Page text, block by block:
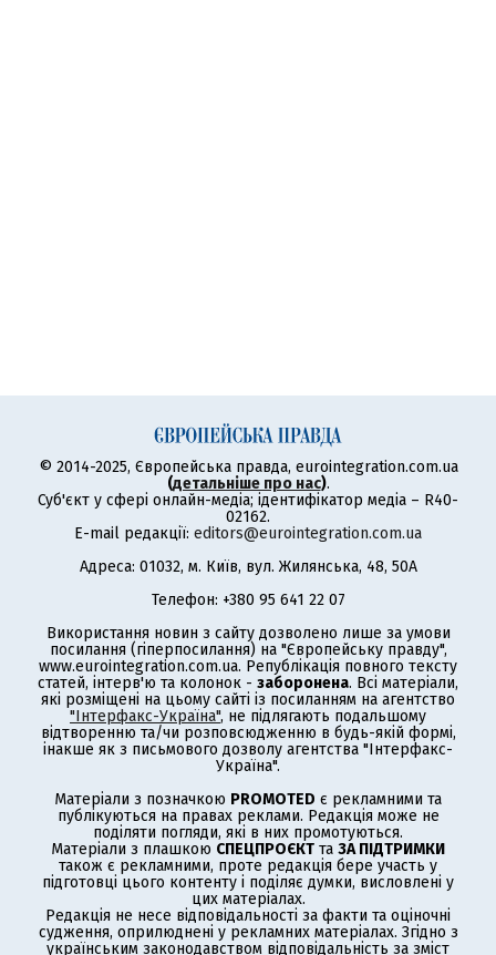
© 2014-2025, Європейська правда, eurointegration.com.ua
(детальніше про нас).
Суб'єкт у сфері онлайн-медіа; ідентифікатор медіа – R40-
02162.
E-mail редакції: editors@eurointegration.com.ua
Адреса: 01032, м. Київ, вул. Жилянська, 48, 50А
Телефон: +380 95 641 22 07
Використання новин з сайту дозволено лише за умови
посилання (гіперпосилання) на "Європейську правду",
www.eurointegration.com.ua. Републікація повного тексту
статей, інтерв'ю та колонок - заборонена. Всі матеріали,
які розміщені на цьому сайті із посиланням на агентство
"Інтерфакс-Україна", не підлягають подальшому
відтворенню та/чи розповсюдженню в будь-якій формі,
інакше як з письмового дозволу агентства "Інтерфакс-
Україна".
Матеріали з позначкою PROMOTED є рекламними та
публікуються на правах реклами. Редакція може не
поділяти погляди, які в них промотуються.
Матеріали з плашкою СПЕЦПРОЄКТ та ЗА ПІДТРИМКИ
також є рекламними, проте редакція бере участь у
підготовці цього контенту і поділяє думки, висловлені у
цих матеріалах.
Редакція не несе відповідальності за факти та оціночні
судження, оприлюднені у рекламних матеріалах. Згідно з
українським законодавством відповідальність за зміст